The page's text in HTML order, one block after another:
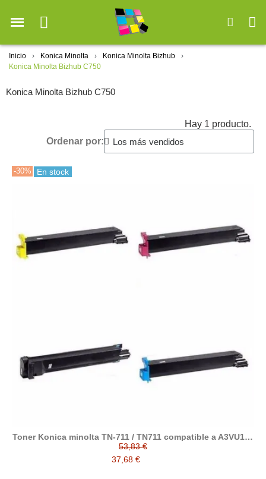
Inicio Konica Minolta
Konica Minolta Bizhub
Konica Minolta Bizhub C750
Konica Minolta Bizhub C750
Hay 1 producto.
Ordenar por:
-30% En stock
Toner Konica minolta TN-711 / TN711 compatible a A3VU150
/ A3VU250 / A3VU350 / A3VU450
53,83 €
37,68 €